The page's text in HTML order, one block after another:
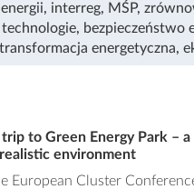
, interreg, MŚP,
, bezpieczeństwo
transformacja energetyczna,
to Green Energy Park –
environment
European Cluster